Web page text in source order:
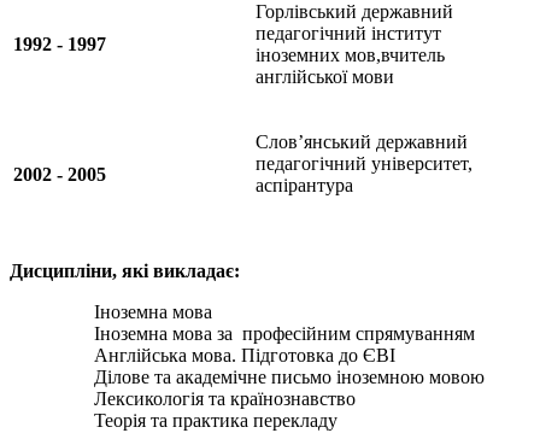
1992 - 1997
Горлівський державний
педагогічний інститут
іноземних мов,вчитель
англійської мови
2002 - 2005
Слов’янський державний
педагогічний університет,
аспірантура
Дисципліни, які викладає:
Іноземна мова
Іноземна мова за професійним спрямуванням
Англійська мова. Підготовка до ЄВІ
Ділове та академічне письмо іноземною мовою
Лексикологія та країнознавство
Теорія та практика перекладу